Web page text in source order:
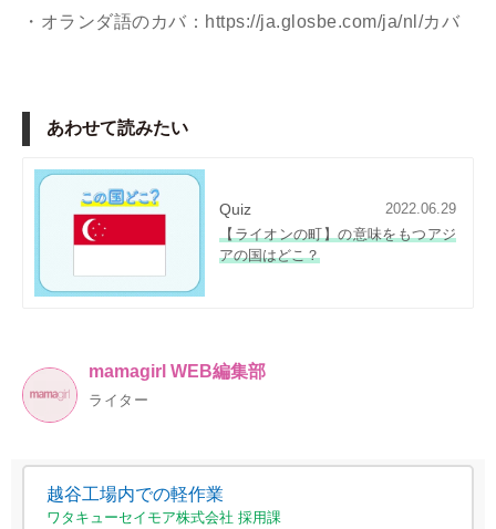
・オランダ語のカバ：https://ja.glosbe.com/ja/nl/カバ
あわせて読みたい
Quiz
2022.06.29
【ライオンの町】の意味をもつアジ
アの国はどこ？
mamagirl WEB編集部
ライター
越谷工場内での軽作業
ワタキューセイモア株式会社 採用課